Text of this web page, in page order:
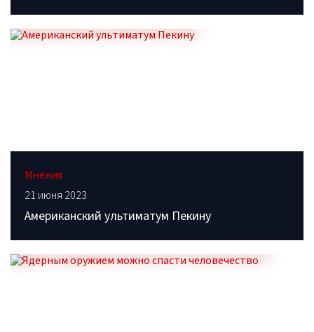
Мнения
21 июня 2023
Американский ультиматум Пекину